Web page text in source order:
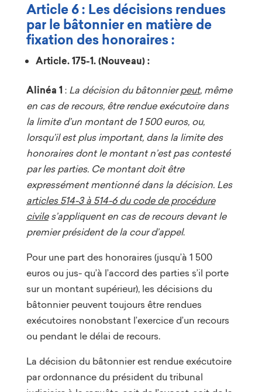
Article 6 : Les décisions rendues
par le bâtonnier en matière de
fixation des honoraires :
Article. 175-1. (Nouveau) :
Alinéa 1 : La décision du bâtonnierpeut, même
en cas de recours, être rendue exécutoire dans
la limite d’un montant de 1 500 euros, ou,
lorsqu’il est plus important, dans la limite des
honoraires dont le montant n’est pas contesté
par les parties. Ce montant doit être
expressément mentionné dans la décision. Les
articles 514-3 à 514-6 du code de procédure
civiles’appliquent en cas de recours devant le
premier président de la cour d’appel.
Pour une part des honoraires (jusqu’à 1 500
euros ou jus- qu’à l’accord des parties s’il porte
sur un montant supérieur), les décisions du
bâtonnier peuvent toujours être rendues
exécutoires nonobstant l’exercice d’un recours
ou pendant le délai de recours.
La décision du bâtonnier est rendue exécutoire
par ordonnance du président du tribunal